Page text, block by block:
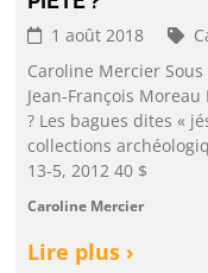
1 août 2018
Caroline Mercier
Jean-François
? Les bagues dites «
collections
13-5, 2012 40 $
Caroline Mercier
Lire plus ›